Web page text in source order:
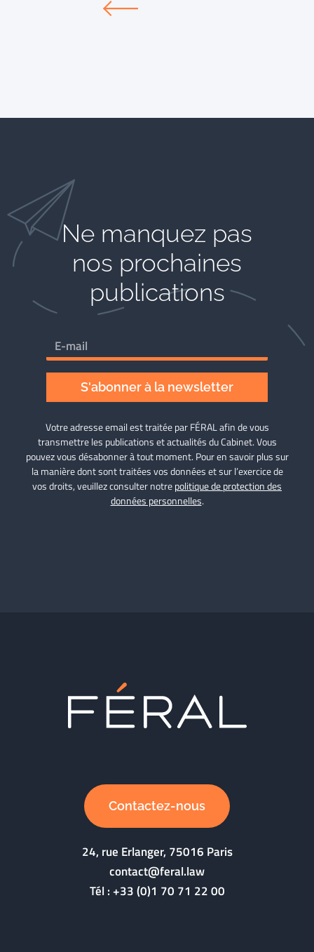
Ne manquez pas
nos prochaines
publications
S'abonner à la newsletter
Votre adresse email est traitée par FÉRAL afin de vous
transmettre les publications et actualités du Cabinet. Vous
pouvez vous désabonner à tout moment. Pour en savoir plus sur
la manière dont sont traitées vos données et sur l’exercice de
vos droits, veuillez consulter notrepolitique de protection des
données personnelles.
Contactez-nous
24, rue Erlanger, 75016 Paris
contact@feral.law
Tél :+33 (0)1 70 71 22 00